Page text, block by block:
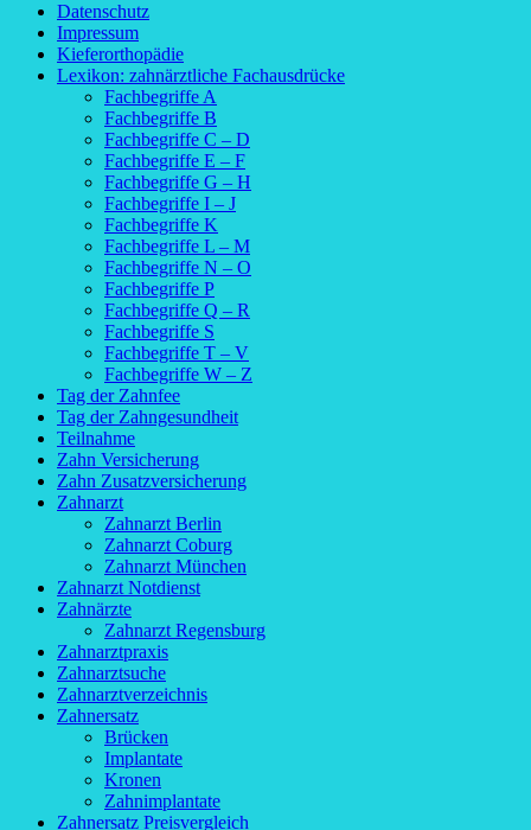
Datenschutz
Impressum
Kieferorthopädie
Lexikon: zahnärztliche Fachausdrücke
Fachbegriffe A
Fachbegriffe B
Fachbegriffe C – D
Fachbegriffe E – F
Fachbegriffe G – H
Fachbegriffe I – J
Fachbegriffe K
Fachbegriffe L – M
Fachbegriffe N – O
Fachbegriffe P
Fachbegriffe Q – R
Fachbegriffe S
Fachbegriffe T – V
Fachbegriffe W – Z
Tag der Zahnfee
Tag der Zahngesundheit
Teilnahme
Zahn Versicherung
Zahn Zusatzversicherung
Zahnarzt
Zahnarzt Berlin
Zahnarzt Coburg
Zahnarzt München
Zahnarzt Notdienst
Zahnärzte
Zahnarzt Regensburg
Zahnarztpraxis
Zahnarztsuche
Zahnarztverzeichnis
Zahnersatz
Brücken
Implantate
Kronen
Zahnimplantate
Zahnersatz Preisvergleich